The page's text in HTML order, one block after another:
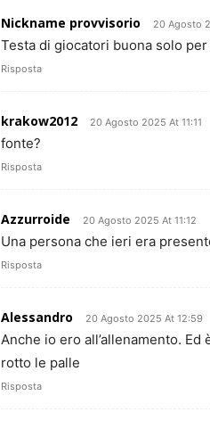
Nickname provvisorio 20 Agosto
Testa di giocatori buona solo
Risposta
krakow2012 20 Agosto 2025 At 11:11
fonte?
Risposta
Azzurroide 20 Agosto 2025 At 11:12
Una persona che ieri era
Risposta
Alessandro 20 Agosto 2025 At 12:59
Anche io ero all’allenamento.
rotto le palle
Risposta